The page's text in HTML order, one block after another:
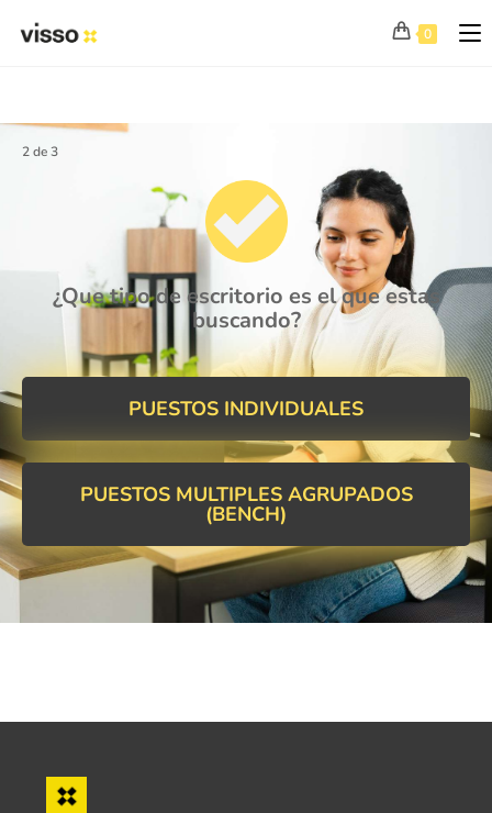
0
2 de 3
¿Que tipo de escritorio es el que estas
buscando?
PUESTOS INDIVIDUALES
PUESTOS MULTIPLES AGRUPADOS
(BENCH)